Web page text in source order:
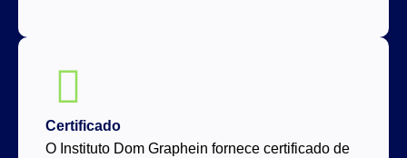
Certificado
O Instituto Dom Graphein fornece certificado de